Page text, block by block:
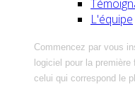
L'équipe
Commencez par vous
logiciel pour la
celui qui correspond le